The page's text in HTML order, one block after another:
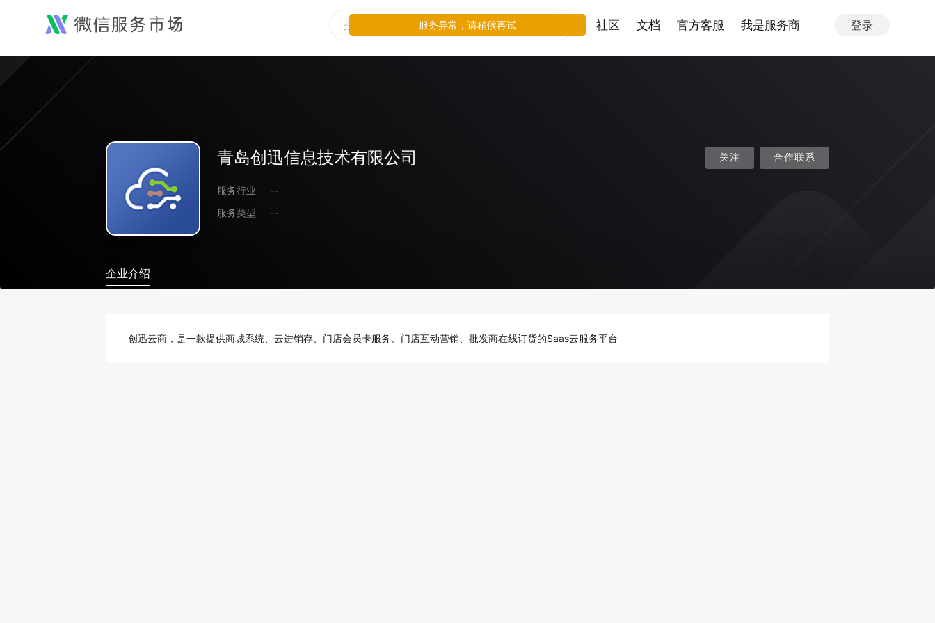
社区 文档 官方客服 我是服务商 登录
青岛创迅信息技术有限公司
服务行业
--
服务类型
--
关注 合作联系
企业介绍
创迅云商，是一款提供商城系统、云进销存、门店会员卡服务、门店互动营销、批发商在线订货的Saas云服务平台
服务异常，请稍候再试